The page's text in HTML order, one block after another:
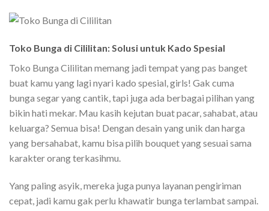
Toko Bunga di Cililitan: Solusi untuk Kado Spesial
Toko Bunga Cililitan memang jadi tempat yang pas banget
buat kamu yang lagi nyari kado spesial, girls! Gak cuma
bunga segar yang cantik, tapi juga ada berbagai pilihan yang
bikin hati mekar. Mau kasih kejutan buat pacar, sahabat, atau
keluarga? Semua bisa! Dengan desain yang unik dan harga
yang bersahabat, kamu bisa pilih bouquet yang sesuai sama
karakter orang terkasihmu.
Yang paling asyik, mereka juga punya layanan pengiriman
cepat, jadi kamu gak perlu khawatir bunga terlambat sampai.